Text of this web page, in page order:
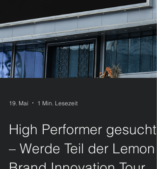
19. Mai 1 Min. Lesezeit